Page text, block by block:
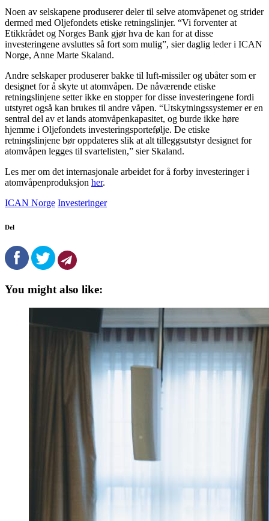
Noen av selskapene produserer deler til selve atomvåpenet og strider
dermed med Oljefondets etiske retningslinjer. “Vi forventer at
Etikkrådet og Norges Bank gjør hva de kan for at disse
investeringene avsluttes så fort som mulig”, sier daglig leder i ICAN
Norge, Anne Marte Skaland.
Andre selskaper produserer bakke til luft-missiler og ubåter som er
designet for å skyte ut atomvåpen. De nåværende etiske
retningslinjene setter ikke en stopper for disse investeringene fordi
utstyret også kan brukes til andre våpen. “Utskytningssystemer er en
sentral del av et lands atomvåpenkapasitet, og burde ikke høre
hjemme i Oljefondets investeringsportefølje. De etiske
retningslinjene bør oppdateres slik at alt tilleggsutstyr designet for
atomvåpen legges til svartelisten,” sier Skaland.
Les mer om det internasjonale arbeidet for å forby investeringer i
atomvåpenproduksjon her.
ICAN Norge Investeringer
Del
You might also like: